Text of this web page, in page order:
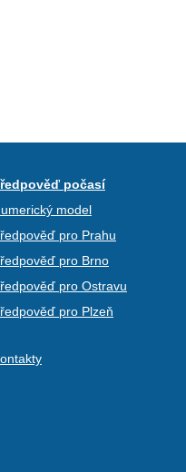
počasí
model
pro Prahu
pro Brno
pro Ostravu
pro Plzeň